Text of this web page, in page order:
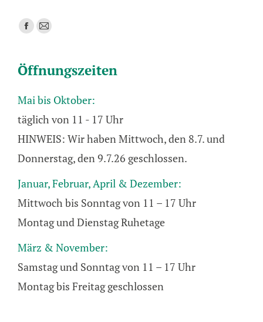
Finden Sie uns auf:
Facebook
opens
in
new
E-
opens
in
window
Öffnungszeiten
Mai bis Oktober:
täglich von 11 - 17 Uhr
HINWEIS: Wir haben Mittwoch, den 8.7. und
Donnerstag, den 9.7.26 geschlossen.
Januar, Februar, April & Dezember:
Mittwoch bis Sonntag von 11 – 17 Uhr
Montag und Dienstag Ruhetage
März & November:
Samstag und Sonntag von 11 – 17 Uhr
Montag bis Freitag geschlossen